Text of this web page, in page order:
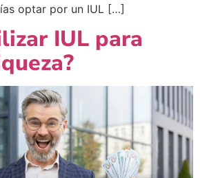
optar por un IUL […]
IUL para